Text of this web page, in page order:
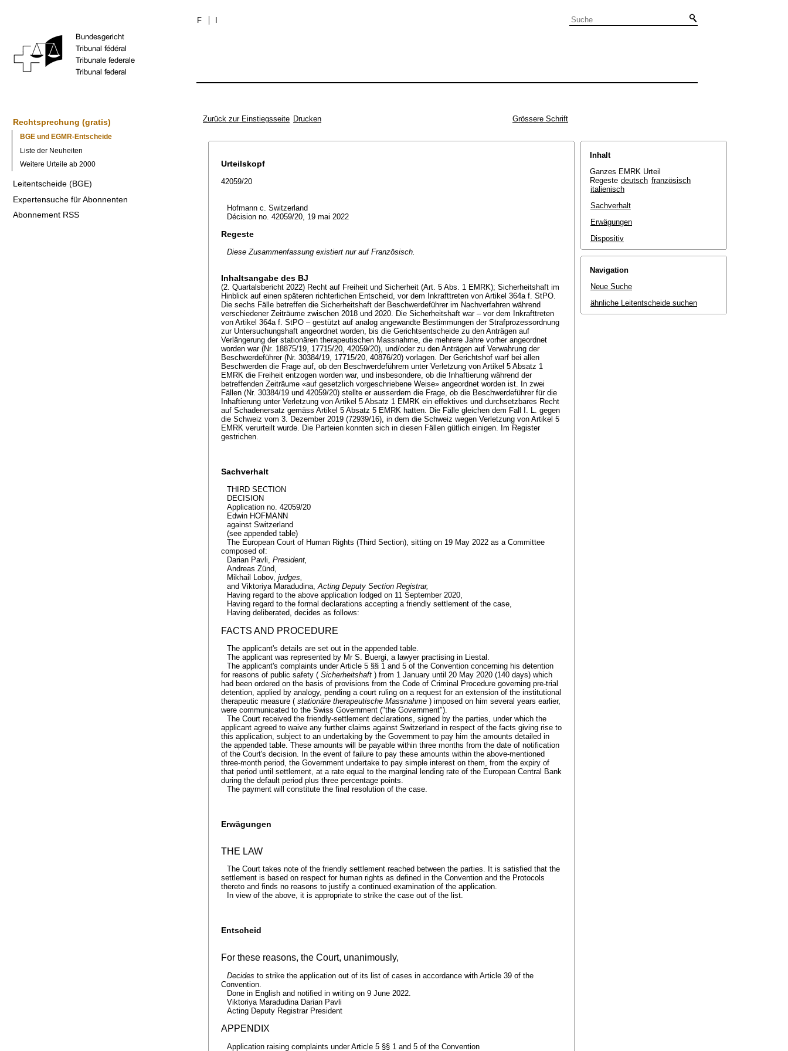
F
Rechtsprechung (gratis)
BGE und EGMR-Entscheide
Liste der Neuheiten
Weitere Urteile ab 2000
Leitentscheide (BGE)
Expertensuche für Abonnenten
Abonnement RSS
Zurück zur Einstiegsseite Drucken Grössere Schrift
Urteilskopf
42059/20
Hofmann c. Switzerland
Décision no. 42059/20, 19 mai 2022
Regeste
Diese Zusammenfassung existiert nur auf Französisch.
Inhaltsangabe des BJ
(2. Quartalsbericht 2022) Recht auf Freiheit und Sicherheit (Art. 5 Abs. 1 EMRK); Sicherheitshaft im
Hinblick auf einen späteren richterlichen Entscheid, vor dem Inkrafttreten von Artikel 364a f. StPO.
Die sechs Fälle betreffen die Sicherheitshaft der Beschwerdeführer im Nachverfahren während
verschiedener Zeiträume zwischen 2018 und 2020. Die Sicherheitshaft war – vor dem Inkrafttreten
von Artikel 364a f. StPO – gestützt auf analog angewandte Bestimmungen der Strafprozessordnung
zur Untersuchungshaft angeordnet worden, bis die Gerichtsentscheide zu den Anträgen auf
Verlängerung der stationären therapeutischen Massnahme, die mehrere Jahre vorher angeordnet
worden war (Nr. 18875/19, 17715/20, 42059/20), und/oder zu den Anträgen auf Verwahrung der
Beschwerdeführer (Nr. 30384/19, 17715/20, 40876/20) vorlagen. Der Gerichtshof warf bei allen
Beschwerden die Frage auf, ob den Beschwerdeführern unter Verletzung von Artikel 5 Absatz 1
EMRK die Freiheit entzogen worden war, und insbesondere, ob die Inhaftierung während der
betreffenden Zeiträume «auf gesetzlich vorgeschriebene Weise» angeordnet worden ist. In zwei
Fällen (Nr. 30384/19 und 42059/20) stellte er ausserdem die Frage, ob die Beschwerdeführer für die
Inhaftierung unter Verletzung von Artikel 5 Absatz 1 EMRK ein effektives und durchsetzbares Recht
auf Schadenersatz gemäss Artikel 5 Absatz 5 EMRK hatten. Die Fälle gleichen dem Fall I. L. gegen
die Schweiz vom 3. Dezember 2019 (72939/16), in dem die Schweiz wegen Verletzung von Artikel 5
EMRK verurteilt wurde. Die Parteien konnten sich in diesen Fällen gütlich einigen. Im Register
gestrichen.
Sachverhalt
THIRD SECTION
DECISION
Application no. 42059/20
Edwin HOFMANN
against Switzerland
(see appended table)
The European Court of Human Rights (Third Section), sitting on 19 May 2022 as a Committee
composed of:
Darian Pavli, President,
Andreas Zünd,
Mikhail Lobov, judges,
and Viktoriya Maradudina,Acting Deputy Section Registrar,
Having regard to the above application lodged on 11 September 2020,
Having regard to the formal declarations accepting a friendly settlement of the case,
Having deliberated, decides as follows:
FACTS AND PROCEDURE
The applicant's details are set out in the appended table.
The applicant was represented by Mr S. Buergi, a lawyer practising in Liestal.
The applicant's complaints under Article 5 §§ 1 and 5 of the Convention concerning his detention
for reasons of public safety ( Sicherheitshaft ) from 1 January until 20 May 2020 (140 days) which
had been ordered on the basis of provisions from the Code of Criminal Procedure governing pre-trial
detention, applied by analogy, pending a court ruling on a request for an extension of the institutional
therapeutic measure ( stationäre therapeutische Massnahme ) imposed on him several years earlier,
were communicated to the Swiss Government ("the Government").
The Court received the friendly-settlement declarations, signed by the parties, under which the
applicant agreed to waive any further claims against Switzerland in respect of the facts giving rise to
this application, subject to an undertaking by the Government to pay him the amounts detailed in
the appended table. These amounts will be payable within three months from the date of notification
of the Court's decision. In the event of failure to pay these amounts within the above-mentioned
three-month period, the Government undertake to pay simple interest on them, from the expiry of
that period until settlement, at a rate equal to the marginal lending rate of the European Central Bank
during the default period plus three percentage points.
The payment will constitute the final resolution of the case.
Erwägungen
THE LAW
The Court takes note of the friendly settlement reached between the parties. It is satisfied that the
settlement is based on respect for human rights as defined in the Convention and the Protocols
thereto and finds no reasons to justify a continued examination of the application.
In view of the above, it is appropriate to strike the case out of the list.
Entscheid
For these reasons, the Court, unanimously,
Decides to strike the application out of its list of cases in accordance with Article 39 of the
Convention.
Done in English and notified in writing on 9 June 2022.
Viktoriya Maradudina Darian Pavli
Acting Deputy Registrar President
APPENDIX
Application raising complaints under Article 5 §§ 1 and 5 of the Convention
Inhalt
Ganzes EMRK Urteil
Regeste deutsch französisch
italienisch
Sachverhalt
Erwägungen
Dispositiv
Navigation
Neue Suche
ähnliche Leitentscheide suchen